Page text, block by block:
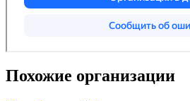
Похожие организации